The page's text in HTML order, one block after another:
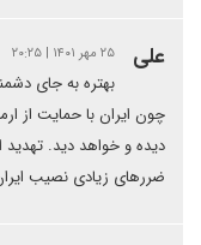
علی ۲۵ مهر ۱۴۰۱ | ۲۰:۲۵
بهتره به جای
چون ایران با حمایت از
دیده و خواهد دید. تهدید
ضررهای زیادی نصیب